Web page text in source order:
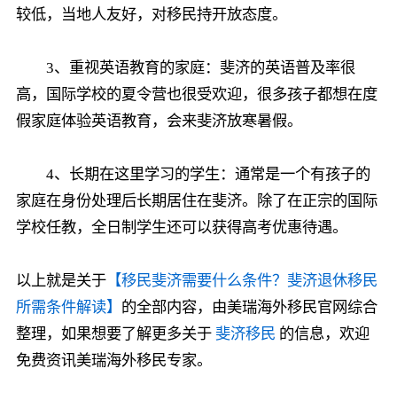
较低，当地人友好，对移民持开放态度。
3、重视英语教育的家庭：斐济的英语普及率很
高，国际学校的夏令营也很受欢迎，很多孩子都想在度
假家庭体验英语教育，会来斐济放寒暑假。
4、长期在这里学习的学生：通常是一个有孩子的
家庭在身份处理后长期居住在斐济。除了在正宗的国际
学校任教，全日制学生还可以获得高考优惠待遇。
以上就是关于【移民斐济需要什么条件？斐济退休移民
所需条件解读】 的全部内容，由美瑞海外移民官网综合
整理，如果想要了解更多关于 斐济移民 的信息，欢迎
免费资讯美瑞海外移民专家。